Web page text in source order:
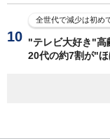
全世代で減少は初め
"テレビ大好き"高
20代の約7割が"